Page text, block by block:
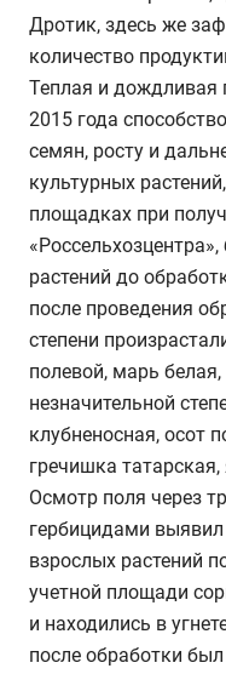
Дротик, здесь же
количество
Теплая и дождливая
2015 года
семян, росту и
культурных
площадках при
растений до
после проведения
степени
полевой, марь
незначительной
клубненосная, осот
гречишка
Осмотр поля через
гербицидами выявил
взрослых растений
учетной площади
и находились в
после обработки